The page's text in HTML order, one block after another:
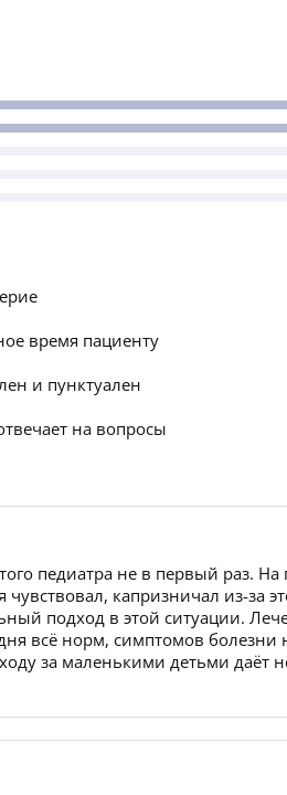
время пациенту
и пунктуален
на вопросы
педиатра не в первый раз.
капризничал из-за
подход в этой ситуации.
всё норм, симптомов болезни
за маленькими детьми даёт